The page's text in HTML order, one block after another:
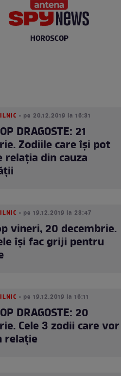
HOROSCOP
• pe 20.12.2019 la 16:31
DRAGOSTE: 21
Zodiile care își pot
relația din cauza
• pe 19.12.2019 la 23:47
vineri, 20 decembrie.
își fac griji pentru
• pe 19.12.2019 la 16:11
DRAGOSTE: 20
Cele 3 zodii care vor
relație